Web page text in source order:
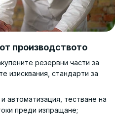
производството
резервни части за
изисквания, стандарти за
автоматизация, тестване на
преди изпращане;